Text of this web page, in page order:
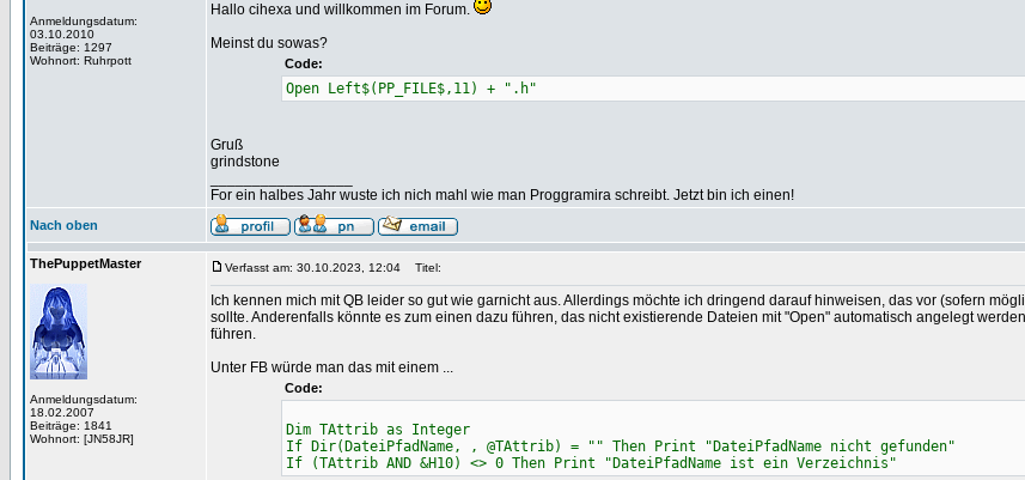
Anmeldungsdatum:
03.10.2010
Beiträge: 1297
Wohnort: Ruhrpott
Hallo cihexa und willkommen im Forum.
Meinst du sowas?
Code:
Open Left$(PP_FILE$,11) + ".h"
Gruß
grindstone
For ein halbes Jahr wuste ich nich mahl wie man Proggramira schreibt. Jetzt bin ich einen!
Nach oben
ThePuppetMaster
Anmeldungsdatum:
18.02.2007
Beiträge: 1841
Wohnort: [JN58JR]
Verfasst am: 30.10.2023, 12:04 Titel:
Ich kennen mich mit QB leider so gut wie garnicht aus. Allerdings möchte ich dringend darauf hinweisen, das vor (sofern
sollte. Anderenfalls könnte es zum einen dazu führen, das nicht existierende Dateien mit "Open" automatisch angelegt
führen.
Unter FB würde man das mit einem ...
Code:
Dim TAttrib as Integer
If Dir(DateiPfadName, , @TAttrib) = "" Then Print "DateiPfadName nicht gefunden"
If (TAttrib AND &H10) <> 0 Then Print "DateiPfadName ist ein Verzeichnis"